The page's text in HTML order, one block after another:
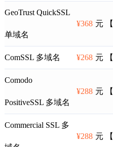
GeoTrust QuickSSL
单域名
¥368 元 【
ComSSL 多域名 ¥268 元 【
Comodo
PositiveSSL 多域名
¥288 元 【
Commercial SSL 多
¥288 元 【